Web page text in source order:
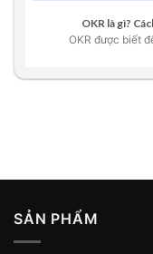
OKR là gì?
OKR được biết
SẢN PHẨM